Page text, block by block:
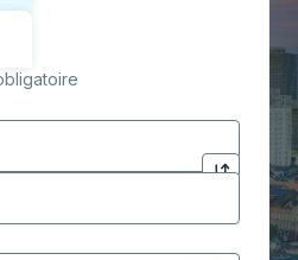
la ville d'origine pour ouvrir
Cliquez
la ville de destination pour
date Barre oblique du mois à